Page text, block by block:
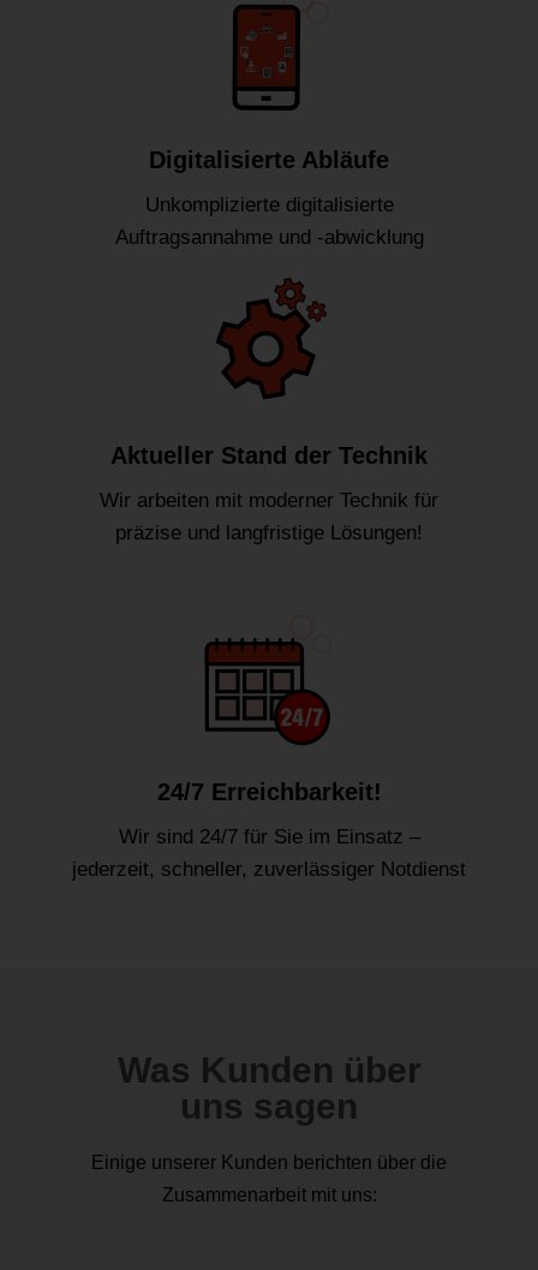
Digitalisierte Abläufe
Unkomplizierte digitalisierte
Auftragsannahme und -abwicklung
Aktueller Stand der Technik
Wir arbeiten mit moderner Technik für
präzise und langfristige Lösungen!
24/7 Erreichbarkeit!
Wir sind 24/7 für Sie im Einsatz –
jederzeit, schneller, zuverlässiger Notdienst
Was Kunden über
uns sagen
Einige unserer Kunden berichten über die
Zusammenarbeit mit uns: